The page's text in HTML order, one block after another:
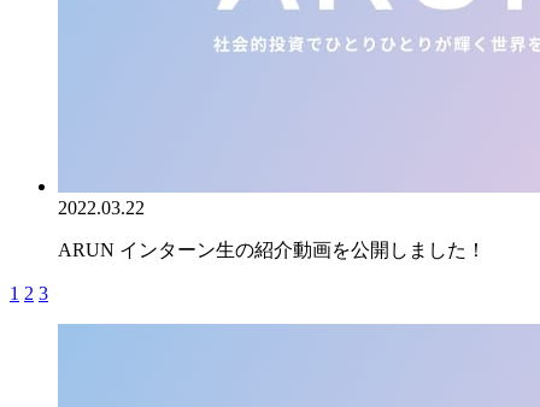
2022.03.22
ARUN インターン生の紹介動画を公開しました！
1 2 3